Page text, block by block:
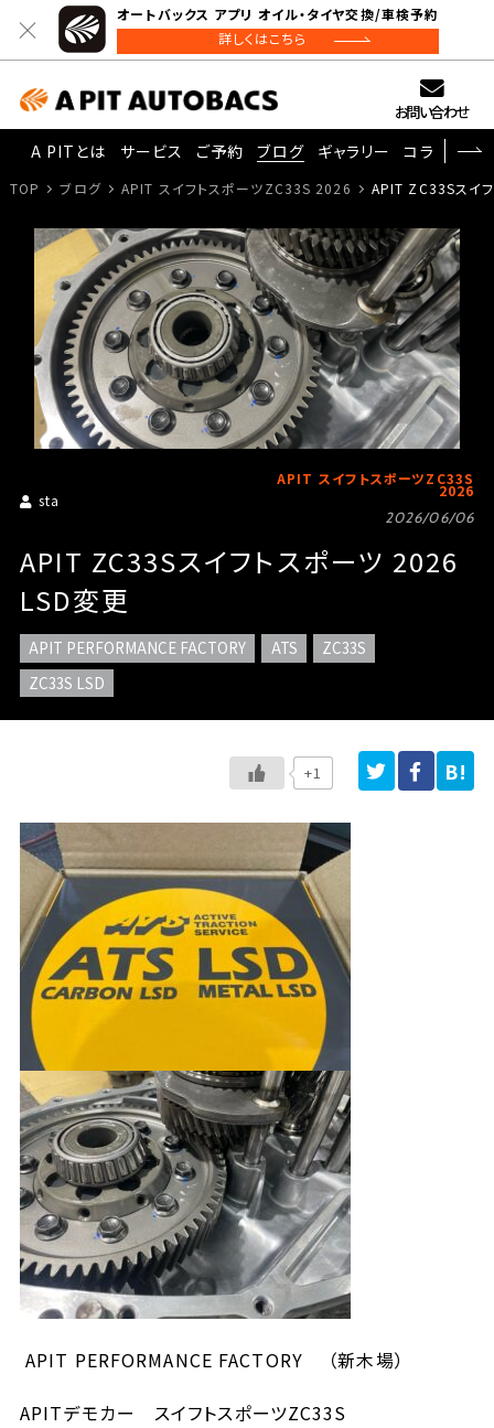
オートバックス アプリ オイル・タイヤ交換/車検予約
詳しくはこちら
お問い合わせ
A PITとは
サービス ご予約 ブログ ギャラリー コラム
TOP ブログ APIT スイフトスポーツZC33S 2026 APIT ZC33Sスイ
sta
APIT スイフトスポーツZC33S
2026
2026/06/06
APIT ZC33Sスイフトスポーツ 2026
LSD変更
APIT PERFORMANCE FACTORY ATS
ZC33S
ZC33S LSD
+1
APIT PERFORMANCE FACTORY （新木場）
APITデモカー スイフトスポーツZC33S